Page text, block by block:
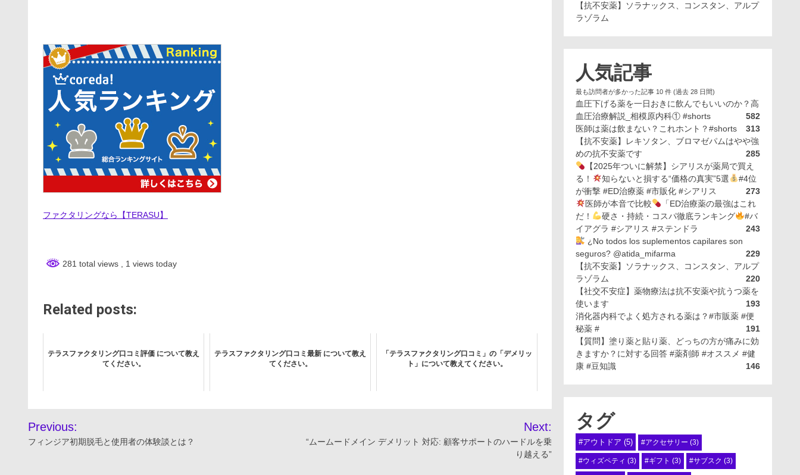
ファクタリングなら【TERASU】
281 total views , 1 views today
Related posts:
テラスファクタリング口コミ評価 について教え
てください。
テラスファクタリング口コミ最新 について教え
てください。
「テラスファクタリング口コミ」の「デメリッ
ト」について教えてください。
投
稿
Previous:
フィンジア初期脱毛と使用者の体験談とは？
Next:
“ムームードメイン デメリット 対応: 顧客サポートのハードルを乗
り越える”
【抗不安薬】ソラナックス、コンスタン、アルプ
ラゾラム
人気記事
最も訪問者が多かった記事 10 件 (過去 28 日間)
血圧下げる薬を一日おきに飲んでもいいのか？高
血圧治療解説_相模原内科① #shorts
582
医師は薬は飲まない？これホント？#shorts
313
【抗不安薬】レキソタン、ブロマゼパムはやや強
めの抗不安薬です
285
【2025年ついに解禁】シアリスが薬局で買え
る！
知らないと損する“価格の真実”5選
#4位
が衝撃 #ED治療薬 #市販化 #シアリス
273
医師が本音で比較
「ED治療薬の最強はこれ
だ！
硬さ・持続・コスパ徹底ランキング
#バ
イアグラ #シアリス #ステンドラ
243
¿No todos los suplementos capilares son
seguros? @atida_mifarma
229
【抗不安薬】ソラナックス、コンスタン、アルプ
ラゾラム
220
【社交不安症】薬物療法は抗不安薬や抗うつ薬を
使います
193
消化器内科でよく処方される薬は？#市販薬 #便
秘薬 #
191
【質問】塗り薬と貼り薬、どっちの方が痛みに効
きますか？に対する回答 #薬剤師 #オススメ #健
康 #豆知識
146
タグ
#アウトドア (5) #アクセサリー (3)
#ウィズペティ (3) #ギフト (3) #サブスク (3)